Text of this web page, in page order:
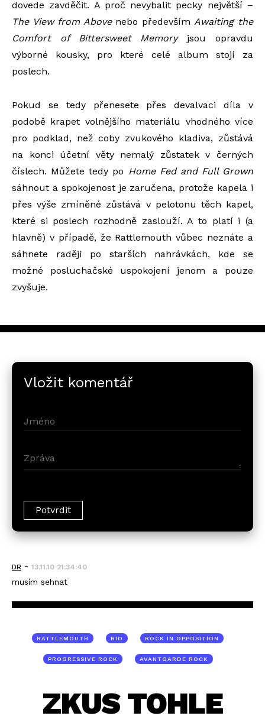
dovede zavděčit. A proč nevybalit pecky největší –
The View from Abovenebo především Awaiting the
Comfort of Bittersweet Memoryjsou opravdu
výborné kousky, pro které celé album stojí za
poslech.
Pokud se tedy přenesete přes devalvaci díla v
podobě krapet volnějšího materiálu vhodného více
pro podklad, než coby zvukového kladiva, zůstává
na konci účetní věty nemalý zůstatek v černých
číslech. Můžete tedy po Home Fed and Full Grown
sáhnout a spokojenost je zaručena, protože kapela i
přes výše zmíněné zůstává v pelotonu těch kapel,
které si poslech rozhodně zaslouží. A to platí i (a
hlavně) v případě, že Rattlemouth vůbec neznáte a
sáhnete raději po starších nahrávkách, kde se
možné posluchačské uspokojení jenom a pouze
zvyšuje.
Vložit komentář
DR - 13.11.10 21:34:40
musím sehnat
RATTLEMOUTH RIO ROCK IN OPPOSITION
PROGRESSIVE ROCK AVANTGARDE ROCK
ZKUS TOHLE